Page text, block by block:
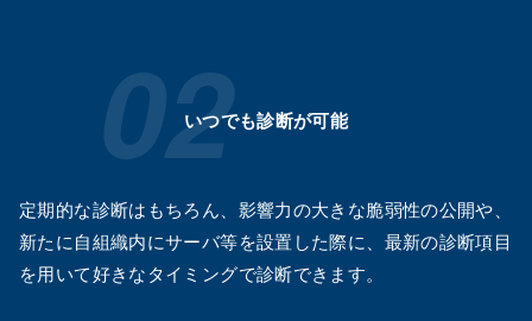
いつでも診断が可能
定期的な診断はもちろん、影響力の大きな脆弱性の公開や、
新たに自組織内にサーバ等を設置した際に、最新の診断項目
を用いて好きなタイミングで診断できます。